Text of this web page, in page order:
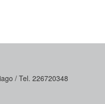
/ Tel. 226720348